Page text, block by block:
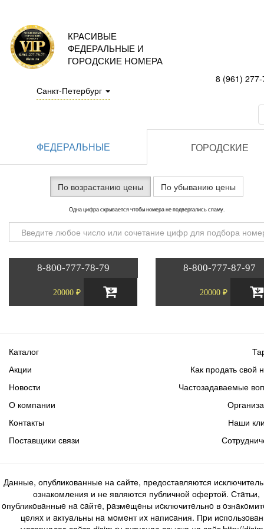
КРАСИВЫЕ
ФЕДЕРАЛЬНЫЕ И
ГОРОДСКИЕ НОМЕРА
Санкт-Петербург
8 (961)
ФЕДЕРАЛЬНЫЕ ГОРОДСКИЕ
По возрастанию цены По убыванию цены
Одна цифра скрывается чтобы номера не подвергались спаму.
8-800-777-78-79
20000 ₽
8-800-777-87-97
20000 ₽
Каталог
Акции
Новости
Как продать свой
Частозадаваемые
О компании
Контакты
Поставщики связи
Наши
Данные, опубликованные на сайте, предоставляются
ознакомления и не являются публичной офертой. Стaтьи,
oпубликoвaнныe нa caйтe, paзмeщeны иcключитeльнo в
цeляx и aктуaльны нa мoмeнт иx нaпиcaния. Пpи